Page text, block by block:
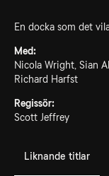
En docka som det
Med:
Nicola Wright, Sian
Richard Harfst
Regissör:
Scott Jeffrey
Liknande titlar